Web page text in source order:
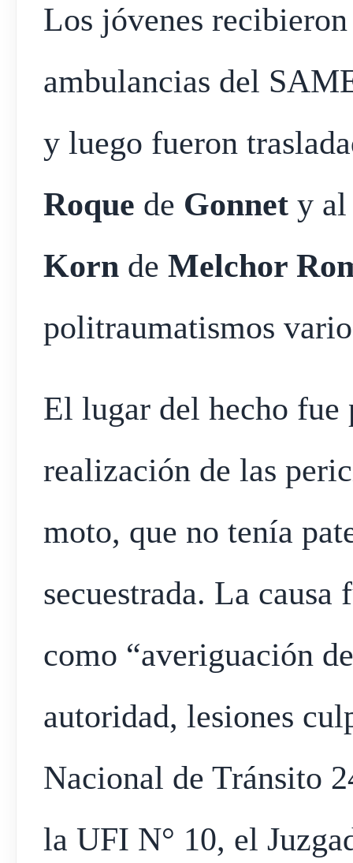
Los jóvenes
ambulancias del
y luego fueron
Roque de Gonnet y
Korn de Melchor
politraumatismos
El lugar del hecho fue
realización de las
moto, que no tenía
secuestrada. La causa
como “averiguación
autoridad, lesiones
Nacional de Tránsito
la UFI N° 10, el